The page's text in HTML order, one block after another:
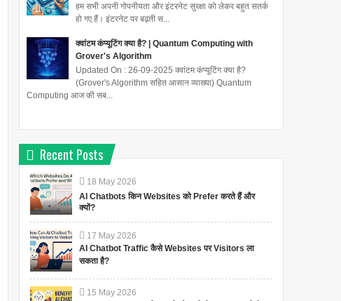
हम सभी अपनी गोपनीयता और इंटरनेट सुरक्षा को लेकर बहुत सतर्क
हो गए हैं। इंटरनेट पर बढ़ती स...
क्वांटम कंप्यूटिंग क्या है? | Quantum Computing with
Grover's Algorithm
Updated On : 26-09-2025 क्वांटम कंप्यूटिंग क्या है?
(Grover's Algorithm सहित आसान व्याख्या) Quantum
Computing आज की सब...
Recent Posts
18 May 2026
AI Chatbots किन Websites को Prefer करते हैं और
क्यों?
17 May 2026
AI Chatbot Traffic कैसे Websites पर Visitors ला
सकता है?
15 May 2026